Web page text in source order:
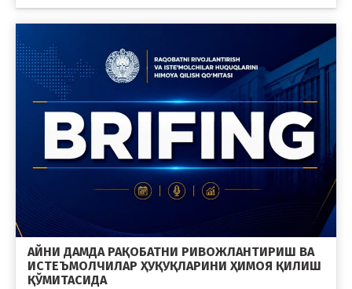
АЙНИ ДАМДА РАҚОБАТНИ РИВОЖЛАНТИРИШ ВА
ИСТЕЪМОЛЧИЛАР ҲУҚУҚЛАРИНИ ҲИМОЯ ҚИЛИШ
ҚЎМИТАСИДА